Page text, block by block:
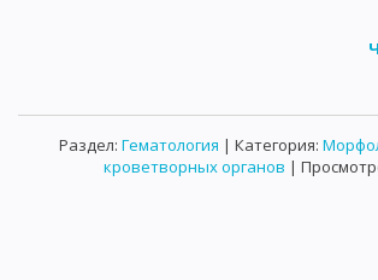
Раздел: Гематология | Категория:
кроветворных органов |